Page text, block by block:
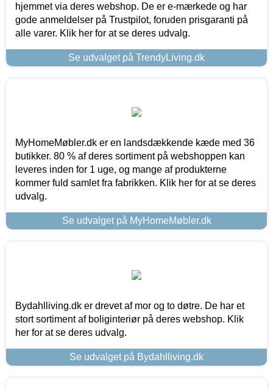
hjemmet via deres webshop. De er e-mærkede og har
gode anmeldelser på Trustpilot, foruden prisgaranti på
alle varer. Klik her for at se deres udvalg.
Se udvalget på TrendyLiving.dk
MyHomeMøbler.dk er en landsdækkende kæde med 36
butikker. 80 % af deres sortiment på webshoppen kan
leveres inden for 1 uge, og mange af produkterne
kommer fuld samlet fra fabrikken. Klik her for at se deres
udvalg.
Se udvalget på MyHomeMøbler.dk
Bydahlliving.dk er drevet af mor og to døtre. De har et
stort sortiment af boliginteriør på deres webshop. Klik
her for at se deres udvalg.
Se udvalget på Bydahlliving.dk